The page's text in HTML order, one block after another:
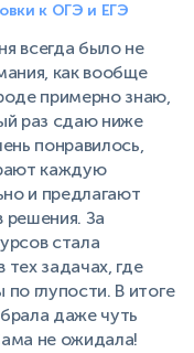
к ОГЭ и ЕГЭ
всегда было не
как вообще
примерно знаю,
раз сдаю ниже
понравилось,
каждую
и предлагают
решения. За
стала
задачах, где
глупости. В итоге
даже чуть
не ожидала!